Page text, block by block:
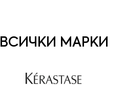
ВСИЧКИ МАРКИ